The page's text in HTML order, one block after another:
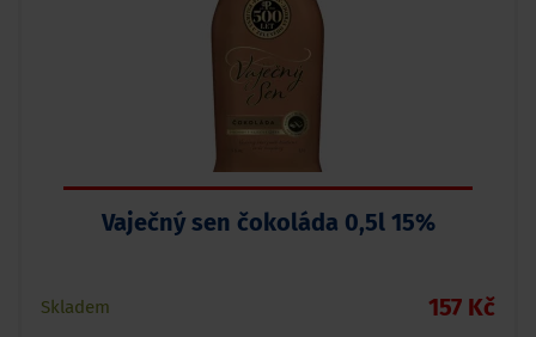
Vaječný sen čokoláda 0,5l 15%
Skladem 157 Kč